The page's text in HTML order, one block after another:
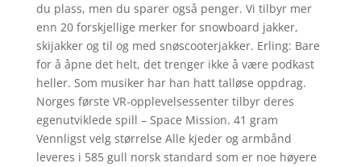
du plass, men du sparer også penger. Vi tilbyr mer
enn 20 forskjellige merker for snowboard jakker,
skijakker og til og med snøscooterjakker. Erling: Bare
for å åpne det helt, det trenger ikke å være podkast
heller. Som musiker har han hatt talløse oppdrag.
Norges første VR-opplevelsessenter tilbyr deres
egenutviklede spill – Space Mission. 41 gram
Vennligst velg størrelse Alle kjeder og armbånd
leveres i 585 gull norsk standard som er noe høyere